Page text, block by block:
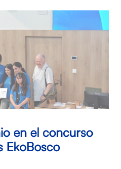
en el concurso
EkoBosco